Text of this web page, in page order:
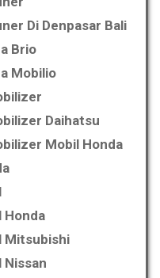
Di Denpasar Bali
Brio
Mobilio
Daihatsu
Mobil Honda
Honda
Mitsubishi
Nissan